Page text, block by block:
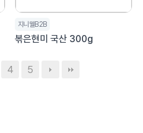
지니웰B2B
볶은현미 국산 300g
4 5